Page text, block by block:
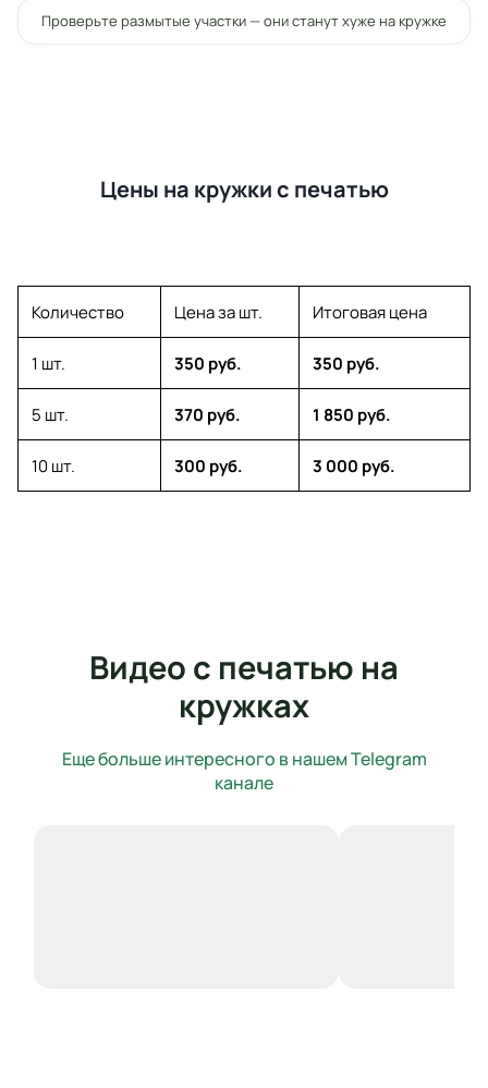
Проверьте размытые участки — они станут хуже на кружке
Цены на кружки с печатью
Количество Цена за шт. Итоговая цена
1 шт. 350 руб. 350 руб.
5 шт. 370 руб. 1 850 руб.
10 шт. 300 руб. 3 000 руб.
Видео с печатью на
кружках
Еще больше интересного в нашем Telegram
канале